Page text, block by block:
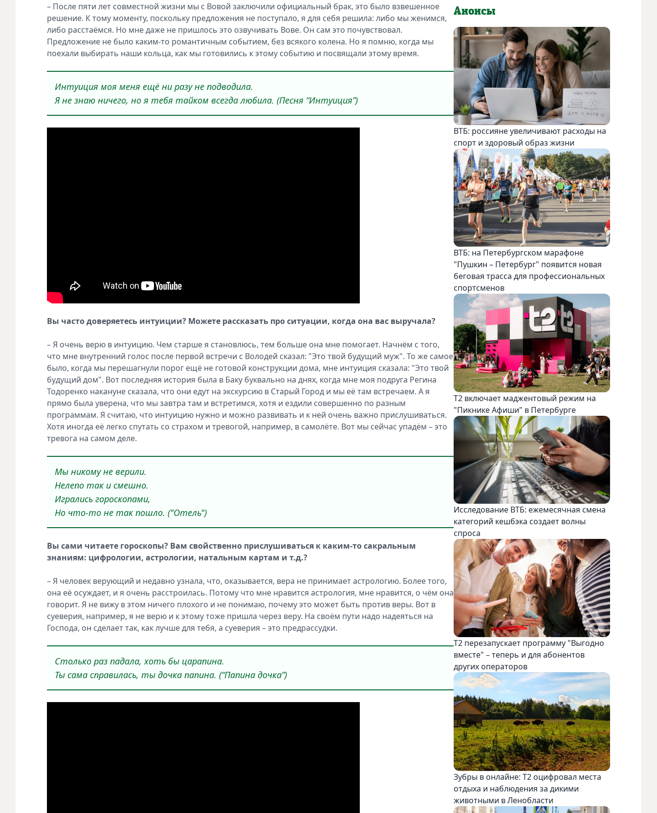
– После пяти лет совместной жизни мы с Вовой заключили официальный брак, это было взвешенное
решение. К тому моменту, поскольку предложения не поступало, я для себя решила: либо мы женимся,
либо расстаёмся. Но мне даже не пришлось это озвучивать Вове. Он сам это почувствовал.
Предложение не было каким-то романтичным событием, без всякого колена. Но я помню, когда мы
поехали выбирать наши кольца, как мы готовились к этому событию и посвящали этому время.
Интуиция моя меня ещё ни разу не подводила.
Я не знаю ничего, но я тебя тайком всегда любила. (Песня “Интуиция”)
Вы часто доверяетесь интуиции? Можете рассказать про ситуации, когда она вас выручала?
– Я очень верю в интуицию. Чем старше я становлюсь, тем больше она мне помогает. Начнём с того,
что мне внутренний голос после первой встречи с Володей сказал: "Это твой будущий муж". То же самое
было, когда мы перешагнули порог ещё не готовой конструкции дома, мне интуиция сказала: "Это твой
будущий дом". Вот последняя история была в Баку буквально на днях, когда мне моя подруга Регина
Тодоренко накануне сказала, что они едут на экскурсию в Старый Город и мы её там встречаем. А я
прямо была уверена, что мы завтра там и встретимся, хотя и ездили совершенно по разным
программам. Я считаю, что интуицию нужно и можно развивать и к ней очень важно прислушиваться.
Хотя иногда её легко спутать со страхом и тревогой, например, в самолёте. Вот мы сейчас упадём – это
тревога на самом деле.
Мы никому не верили.
Нелепо так и смешно.
Игрались гороскопами,
Но что-то не так пошло. ("Отель")
Вы сами читаете гороскопы? Вам свойственно прислушиваться к каким-то сакральным
знаниям: цифрологии, астрологии, натальным картам и т.д.?
– Я человек верующий и недавно узнала, что, оказывается, вера не принимает астрологию. Более того,
она её осуждает, и я очень расстроилась. Потому что мне нравится астрология, мне нравится, о чём она
говорит. Я не вижу в этом ничего плохого и не понимаю, почему это может быть против веры. Вот в
суеверия, например, я не верю и к этому тоже пришла через веру. На своём пути надо надеяться на
Господа, он сделает так, как лучше для тебя, а суеверия – это предрассудки.
Столько раз падала, хоть бы царапина.
Ты сама справилась, ты дочка папина. (“Папина дочка”)
Анонсы
ВТБ: россияне увеличивают расходы на
спорт и здоровый образ жизни
ВТБ: на Петербургском марафоне
"Пушкин – Петербург" появится новая
беговая трасса для профессиональных
спортсменов
Т2 включает маджентовый режим на
"Пикнике Афиши" в Петербурге
Исследование ВТБ: ежемесячная смена
категорий кешбэка создает волны
спроса
Т2 перезапускает программу "Выгодно
вместе" – теперь и для абонентов
других операторов
Зубры в онлайне: Т2 оцифровал места
отдыха и наблюдения за дикими
животными в Ленобласти